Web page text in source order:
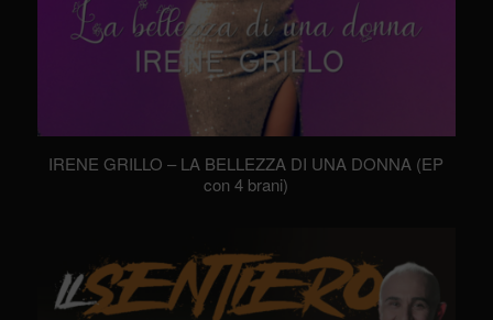
IRENE GRILLO – LA BELLEZZA DI UNA DONNA (EP
con 4 brani)